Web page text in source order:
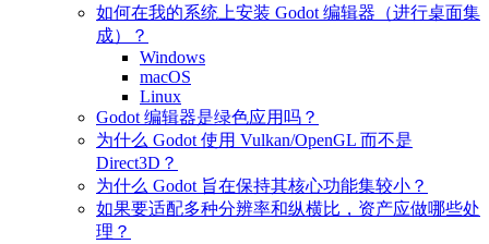
如何在我的系统上安装 Godot 编辑器（进行桌面集
成）？
Windows
macOS
Linux
Godot 编辑器是绿色应用吗？
为什么 Godot 使用 Vulkan/OpenGL 而不是
Direct3D？
为什么 Godot 旨在保持其核心功能集较小？
如果要适配多种分辨率和纵横比，资产应做哪些处
理？